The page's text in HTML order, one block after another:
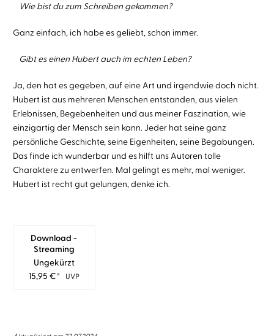
Wie bist du zum Schreiben gekommen?
Ganz einfach, ich habe es geliebt, schon immer.
Gibt es einen Hubert auch im echten Leben?
Ja, den hat es gegeben, auf eine Art und irgendwie doch nicht.
Hubert ist aus mehreren Menschen entstanden, aus vielen
Erlebnissen, Begebenheiten und aus meiner Faszination, wie
einzigartig der Mensch sein kann. Jeder hat seine ganz
persönliche Geschichte, seine Eigenheiten, seine Begabungen.
Das finde ich wunderbar und es hilft uns Autoren tolle
Charaktere zu entwerfen. Mal gelingt es mehr, mal weniger.
Hubert ist recht gut gelungen, denke ich.
Download -
Streaming
Ungekürzt
15,95 €* UVP